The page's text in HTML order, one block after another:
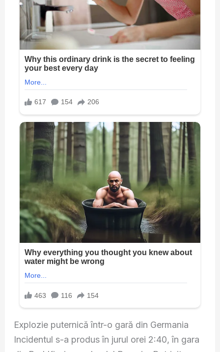
Explozie puternică într-o gară din Germania
Incidentul s-a produs în jurul orei 2:40, în gara